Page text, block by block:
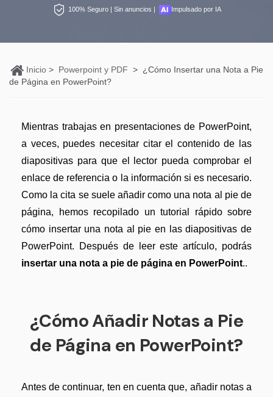
PDFelement Pro DC
Convertir PDF a Word
Convertir Word a PDF
Lector de IA
Más herrmientas online
Personales
Comprimir PDF
Recortar PDF
Formulario de PDF
Firmar PDF
eSign PDF
PDF por lotes
Extraer datos de PDF
Proteger PDF
Explicar PDF con IA
Generar imágenes IA Nuevo
Todas las herramientas de IA
Edición de PDF
Organización de PDF
Segurirdad de PDF
Trucos de PDF
Trucos para Mac
Trucos para Windows
Trucos para móviles
Ver más
Historias de clientes
Comparación de software
Usar mejor PDFelement
100% Seguro | Sin anuncios | Impulsado por IA
Inicio > Powerpoint y PDF > ¿Cómo Insertar una Nota a Pie
de Página en PowerPoint?
Mientras trabajas en presentaciones de PowerPoint,
a veces, puedes necesitar citar el contenido de las
diapositivas para que el lector pueda comprobar el
enlace de referencia o la información si es necesario.
Como la cita se suele añadir como una nota al pie de
página, hemos recopilado un tutorial rápido sobre
cómo insertar una nota al pie en las diapositivas de
PowerPoint. Después de leer este artículo, podrás
insertar una nota a pie de página en PowerPoint..
¿Cómo Añadir Notas a Pie
de Página en PowerPoint?
Antes de continuar, ten en cuenta que, añadir notas a